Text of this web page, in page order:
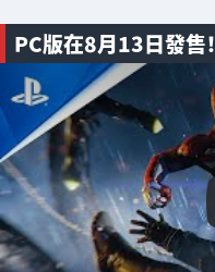
PC版在8月13日發售！